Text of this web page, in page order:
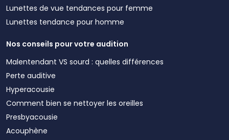
Lunettes de vue tendances pour femme
Lunettes tendance pour homme
Nos conseils pour votre audition
Malentendant VS sourd : quelles différences
Perte auditive
Hyperacousie
Comment bien se nettoyer les oreilles
Presbyacousie
Acouphène